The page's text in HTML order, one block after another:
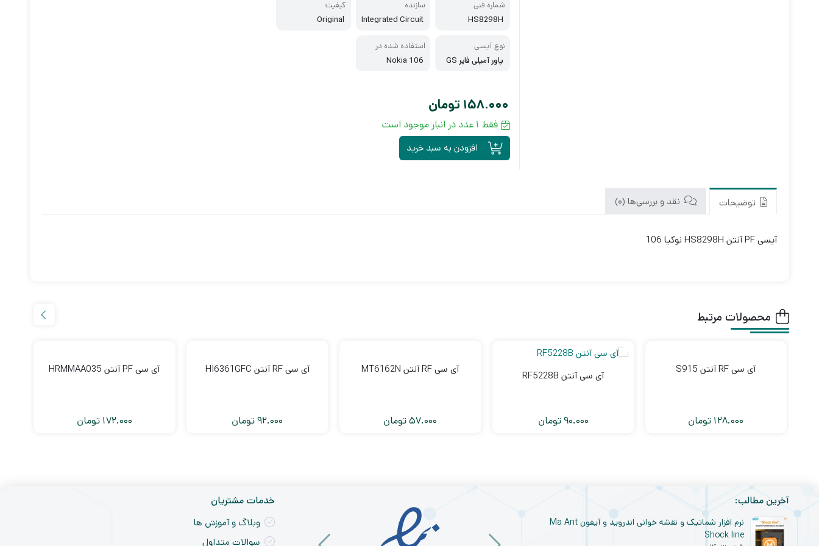
شماره فنی
HS8298H
سازنده
Integrated Circuit
کیفیت
Original
نوع آیسی
پاور آمپلی فایر GS
استفاده شده در
Nokia 106
158.000 تومان
فقط 1 عدد در انبار موجود است
افزودن به سبد خرید
توضیحات نقد و بررسی‌ها (0)
آیسی PF آنتن HS8298H نوکیا 106
محصولات مرتبط
آی سی RF آنتن S915
128.000 تومان
آی سی آنتن RF5228B
90.000تومان
آی سی RF آنتن MT6162N
57.000تومان
آی سی RF آنتن HI6361GFC
92.000تومان
آی سی PF آنتن HRMMAA035
172.000 تومان
آخرین مطالب:
نرم افزار شماتیک و نقشه خوانی اندروید و آیفون Ma Ant
Shock line
خدمات مشتریان
وبلاگ و آموزش ها
سوالات متداول